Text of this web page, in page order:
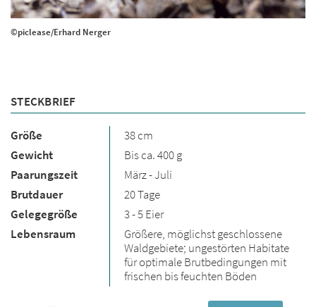
©piclease/Erhard Nerger
STECKBRIEF
Größe
38 cm
Gewicht
Bis ca. 400 g
Paarungszeit
März - Juli
Brutdauer
20 Tage
Gelegegröße
3 - 5 Eier
Lebensraum
Größere, möglichst geschlossene
Waldgebiete; ungestörten Habitate
für optimale Brutbedingungen mit
frischen bis feuchten Böden